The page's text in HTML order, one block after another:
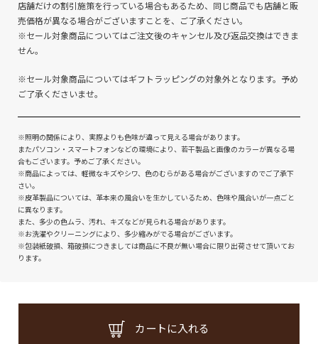
店舗だけの割引施策を行っている場合もあるため、同じ商品でも店舗と販
売価格が異なる場合がございますことを、ご了承ください。
※セール対象商品についてはご注文後のキャンセル及び返品交換はできま
せん。
※セール対象商品についてはギフトラッピングの対象外となります。予め
ご了承くださいませ。
※照明の関係により、実際よりも色味が違って見える場合があります。
またパソコン・スマートフォンなどの環境により、若干製品と画像のカラーが異なる場
合もございます。予めご了承ください。
※商品によっては、軽微なキズやシワ、色のむらがある場合がございますのでご了承下
さい。
※皮革製品については、革本来の風合いを生かしているため、色味や風合いが一点ごと
に異なります。
また、多少の色ムラ、汚れ、キズなどが見られる場合があります。
※お洗濯やクリーニングにより、多少縮みがでる場合がございます。
※包装紙破損、箱破損につきましては商品に不良が無い場合に限り出荷させて頂いてお
ります。
カートに入れる